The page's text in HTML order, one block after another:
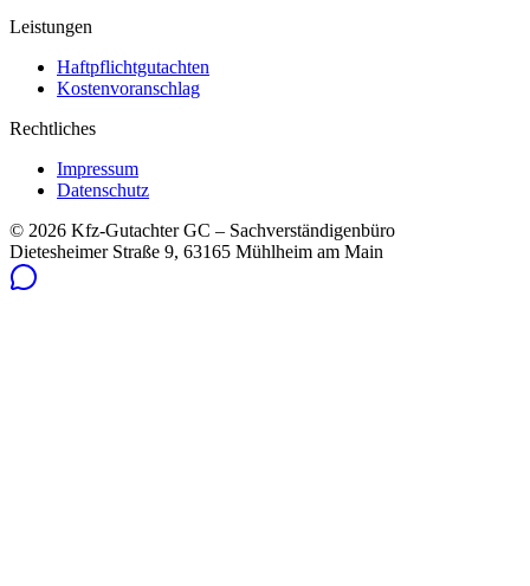
Leistungen
Haftpflichtgutachten
Kostenvoranschlag
Rechtliches
Impressum
Datenschutz
© 2026 Kfz-Gutachter GC – Sachverständigenbüro
Dietesheimer Straße 9, 63165 Mühlheim am Main